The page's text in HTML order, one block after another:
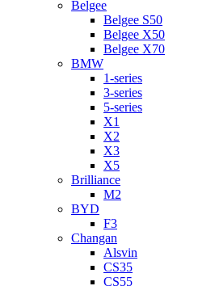
Belgee
Belgee S50
Belgee X50
Belgee X70
BMW
1-series
3-series
5-series
X1
X2
X3
X5
Brilliance
M2
BYD
F3
Changan
Alsvin
CS35
CS55